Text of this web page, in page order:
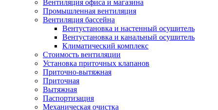
Вентиляция офиса и магазина
Промышленная вентиляция
Вентиляция бассейна
Вентустановка и настенный осушитель
Вентустановка и канальный осушитель
Климатический комплекс
Стоимость вентиляции
Установка приточных клапанов
Приточно-вытяжная
Приточная
Вытяжная
Паспортизация
Механическая очистка